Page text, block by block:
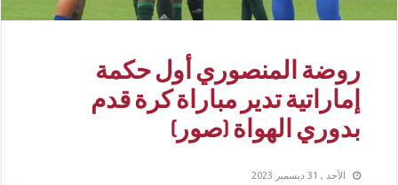
روضة المنصوري أول حكمة
إماراتية تدير مباراة كرة قدم
بدوري الهواة (صور)
الأحد , 31 ديسمبر 2023